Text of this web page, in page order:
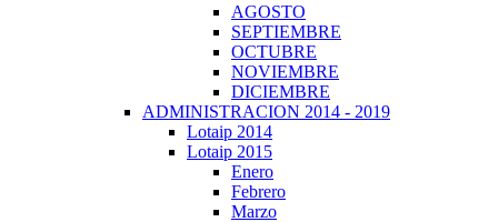
AGOSTO
SEPTIEMBRE
OCTUBRE
NOVIEMBRE
DICIEMBRE
ADMINISTRACION 2014 - 2019
Lotaip 2014
Lotaip 2015
Enero
Febrero
Marzo